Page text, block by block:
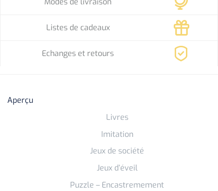
Listes de cadeaux
Echanges et retours
Aperçu
Livres
Imitation
Jeux de société
Jeux d’éveil
Puzzle – Encastremement